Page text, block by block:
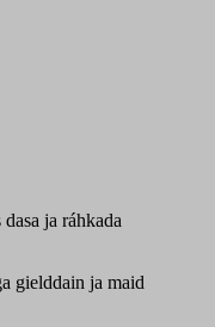
ja ráhkada
gielddain ja maid